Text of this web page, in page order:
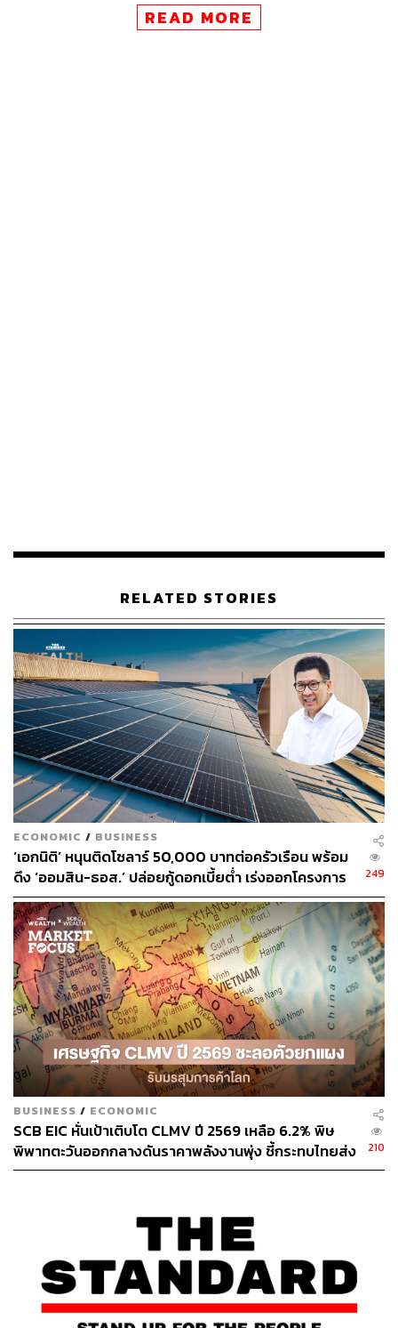
เพื่อลดความยุ่งยาก
ศักยภาพจากแสงแดด ประเทศไทยมีแสงแดดเข้มข้น
ปรนกฎระเบียบแล้ว แต่ผู้บริโภคบางส่วนยังคงมองว่า
ขั้นตอนการติดต่อกับหน่วยงานภาครัฐเพื่อขออนุญาต
ยังมีความยุ่งยาก
ปัญหาด้านการเงิน: การจัดหาเงินทุนเพื่อติดตั้งเป็น
อุปสรรคสำคัญ เนื่องจากค่าใช้จ่ายในการติดตั้งยังเป็น
เงินก้อนใหญ่ที่ต้องใช้เงินสด ซึ่งผู้บริโภคกว่าครึ่งมอง
ว่าเป็นปัญหา
เปิดทางออก บทบาทของแต่ละภาคส่วนในการขับ
เคลื่อน ‘โซลาร์รูฟท็อป’
เพื่อปลดล็อกศักยภาพที่ซ่อนอยู่ ทุกภาคส่วนต้องร่วมมือกัน
ตามแนวทางที่ SCB EIC เสนอ มีดังนี้
ผู้ประกอบการติดตั้ง ควรสร้างความน่าเชื่อถือด้วยการ
แสดงผลงาน และอธิบายเทคโนโลยีให้เข้าใจง่าย
สถาบันการเงิน ควรปรับปรุงขั้นตอนการขอสินเชื่อให้
รวดเร็ว และเสนอผลิตภัณฑ์ทางการเงินที่หลากหลาย
เช่น สินเชื่อดอกเบี้ยต่ำ
ภาครัฐควรมีบทบาทสำคัญที่สุดในการเป็น หลังบ้าน ที่
คอยสนับสนุนในทุกมิติ โดยมีข้อเสนอแนะดังนี้
สำหรับในระยะสั้น จัดตั้งโปรแกรม Voluntary Certification
Service สำหรับการดำเนินงานทั้งหมด
ขณะที่ระยะยาว ผลักดันการซื้อ-ขายไฟฟ้าเสรี (Third Party
Access – TPA) เพื่อให้ภาคธุรกิจสามารถซื้อ-ขายไฟฟ้า
สะอาดกันเองได้ง่ายขึ้น รวมถึงการมีโครงการรับซื้อไฟฟ้า
READ MORE
RELATED STORIES
ECONOMIC / BUSINESS
‘เอกนิติ’ หนุนติดโซลาร์ 50,000 บาทต่อครัวเรือน พร้อม
ดึง ‘ออมสิน-ธอส.’ ปล่อยกู้ดอกเบี้ยต่ำ เร่งออกโครงการ
ภายใน 1 เดือน
249
BUSINESS / ECONOMIC
SCB EIC หั่นเป้าเติบโต CLMV ปี 2569 เหลือ 6.2% พิษ
พิพาทตะวันออกกลางดันราคาพลังงานพุ่ง ชี้กระทบไทยส่ง
ออกโตแผ่ว-ยอดเกินดุลการค้าลดลง
210